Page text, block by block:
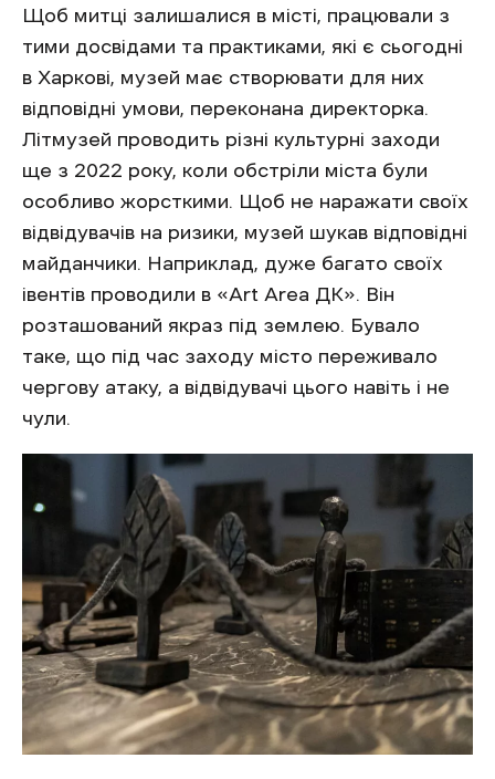
Щоб митці залишалися в місті, працювали з
тими досвідами та практиками, які є сьогодні
в Харкові, музей має створювати для них
відповідні умови, переконана директорка.
Літмузей проводить різні культурні заходи
ще з 2022 року, коли обстріли міста були
особливо жорсткими. Щоб не наражати своїх
відвідувачів на ризики, музей шукав відповідні
майданчики. Наприклад, дуже багато своїх
івентів проводили в «Art Area ДК». Він
розташований якраз під землею. Бувало
таке, що під час заходу місто переживало
чергову атаку, а відвідувачі цього навіть і не
чули.